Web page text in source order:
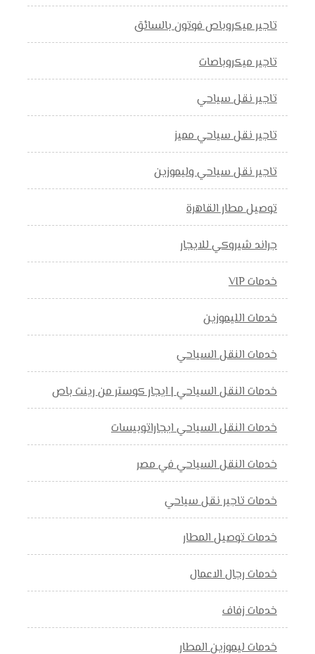
تاجير ميكروباص فوتون بالسائق
تاجير ميكروباصات
تاجير نقل سياحي
تاجير نقل سياحي مميز
تاجير نقل سياحي وليموزين
توصيل مطار القاهرة
جراند شيروكي للايجار
خدمات VIP
خدمات الليموزين
خدمات النقل السياحي
خدمات النقل السياحي | ايجار كوستر من رينت باص
خدمات النقل السياحي ايجاراتوبيسات
خدمات النقل السياحي في مصر
خدمات تاجير نقل سياحي
خدمات توصيل المطار
خدمات رجال الاعمال
خدمات زفاف
خدمات ليموزين المطار